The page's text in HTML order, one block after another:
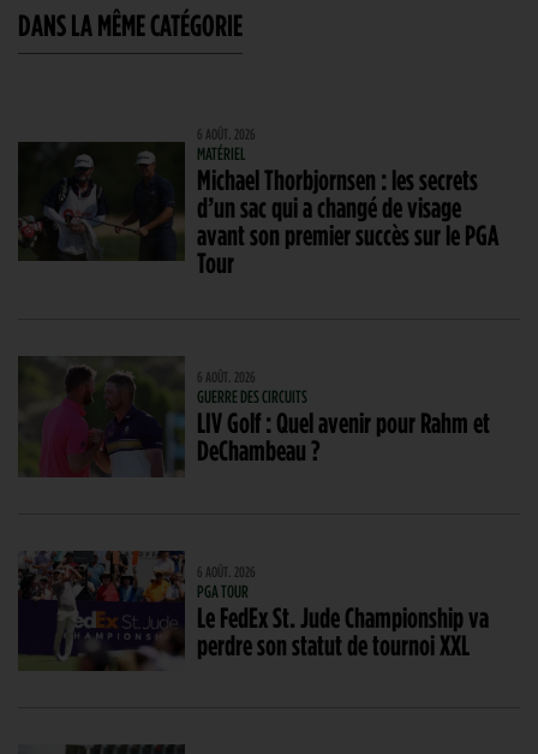
DANS LA MÊME CATÉGORIE
6 AOÛT. 2026
MATÉRIEL
Michael Thorbjornsen : les secrets
d’un sac qui a changé de visage
avant son premier succès sur le PGA
Tour
6 AOÛT. 2026
GUERRE DES CIRCUITS
LIV Golf : Quel avenir pour Rahm et
DeChambeau ?
6 AOÛT. 2026
PGA TOUR
Le FedEx St. Jude Championship va
perdre son statut de tournoi XXL